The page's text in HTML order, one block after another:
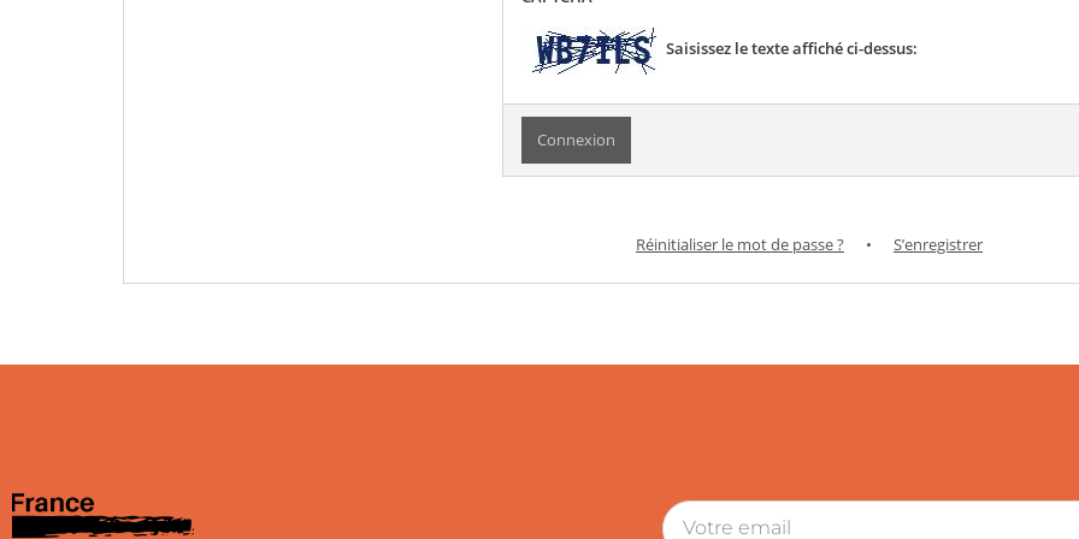
Saisissez le texte affiché ci-dessus:
Réinitialiser le mot de passe ? • S’enregistrer